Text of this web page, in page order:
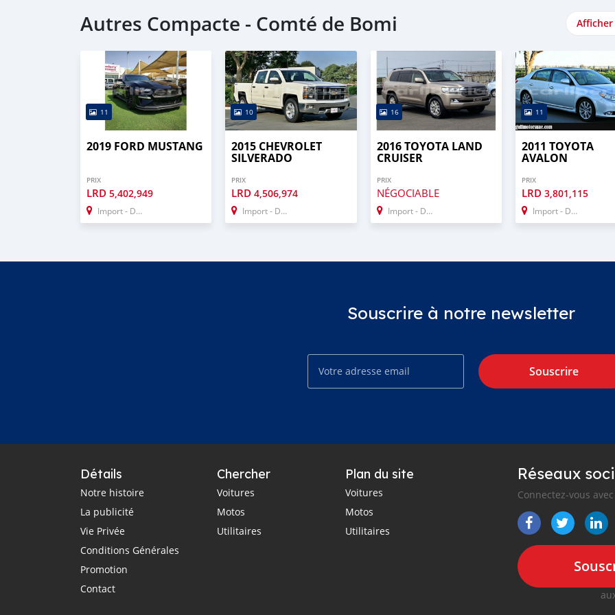
Autres Compacte - Comté de Bomi
11
2019 FORD MUSTANG
PRIX
LRD 5,402,949
Import - Dubai
10
2015 CHEVROLET
SILVERADO
PRIX
LRD4,506,974
Import - Dubai
16
2016 TOYOTA LAND
CRUISER
PRIX
NÉGOCIABLE
Import - Dubai
11
2011 TOYOTA
AVALON
PRIX
LRD 3,801,115
Import - Dubai
Souscrire à notre newsletter
Souscrire
Détails
Notre histoire
La publicité
Vie Privée
Conditions Générales
Promotion
Contact
Chercher
Voitures
Motos
Utilitaires
Plan du site
Voitures
Motos
Utilitaires
Réseaux
Connectez-vous